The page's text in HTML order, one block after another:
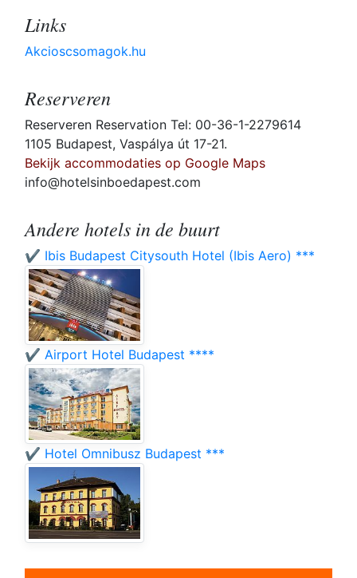
Links
Akcioscsomagok.hu
Reserveren
Reserveren Reservation Tel: 00-36-1-2279614
1105 Budapest, Vaspálya út 17-21.
Bekijk accommodaties op Google Maps
info@hotelsinboedapest.com
Andere hotels in de buurt
✔️ Ibis Budapest Citysouth Hotel (Ibis Aero) ***
✔️ Airport Hotel Budapest ****
✔️ Hotel Omnibusz Budapest ***